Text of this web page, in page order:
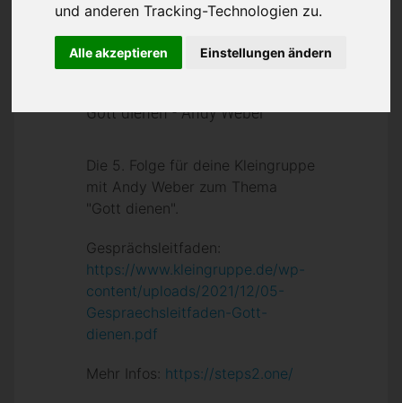
und anderen Tracking-Technologien zu.
Alle akzeptieren Einstellungen ändern
Gott dienen - Andy Weber
Die 5. Folge für deine Kleingruppe
mit Andy Weber zum Thema
"Gott dienen".
Gesprächsleitfaden:
https://www.kleingruppe.de/wp-
content/uploads/2021/12/05-
Gespraechsleitfaden-Gott-
dienen.pdf
Mehr Infos: https://steps2.one/